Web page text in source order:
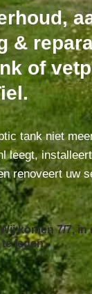
&
of
tank niet
leegt,
renoveert uw
komen 7/7, in
legen.